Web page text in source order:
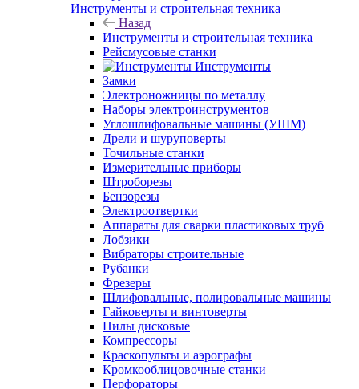
Инструменты и строительная техника
Назад
Инструменты и строительная техника
Рейсмусовые станки
Инструменты
Замки
Электроножницы по металлу
Наборы электроинструментов
Углошлифовальные машины (УШМ)
Дрели и шуруповерты
Точильные станки
Измерительные приборы
Штроборезы
Бензорезы
Электроотвертки
Аппараты для сварки пластиковых труб
Лобзики
Вибраторы строительные
Рубанки
Фрезеры
Шлифовальные, полировальные машины
Гайковерты и винтоверты
Пилы дисковые
Компрессоры
Краскопульты и аэрографы
Кромкооблицовочные станки
Перфораторы